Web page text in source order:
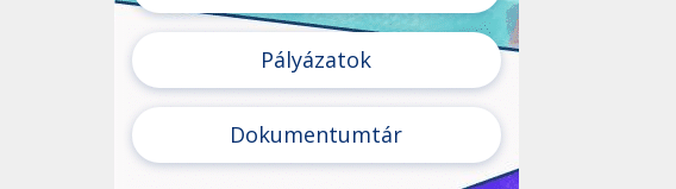
Pályázatok
Dokumentumtár